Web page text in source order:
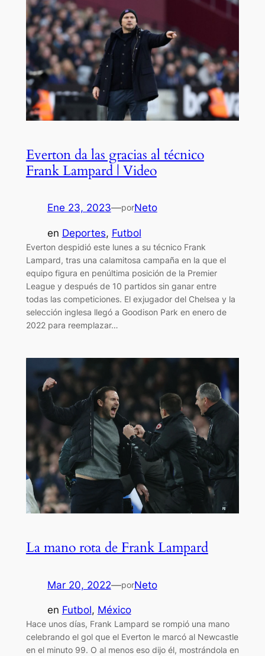
Everton da las gracias al técnico
Frank Lampard | Video
Ene 23, 2023—porNeto
en Deportes, Futbol
Everton despidió este lunes a su técnico Frank
Lampard, tras una calamitosa campaña en la que el
equipo figura en penúltima posición de la Premier
League y después de 10 partidos sin ganar entre
todas las competiciones. El exjugador del Chelsea y la
selección inglesa llegó a Goodison Park en enero de
2022 para reemplazar…
La mano rota de Frank Lampard
Mar 20, 2022—porNeto
en Futbol, México
Hace unos días, Frank Lampard se rompió una mano
celebrando el gol que el Everton le marcó al Newcastle
en el minuto 99. O al menos eso dijo él, mostrándola en